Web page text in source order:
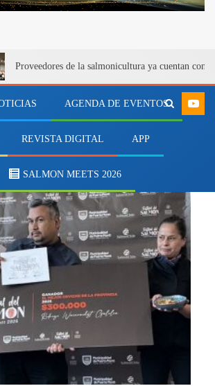
Proveedores de la salmonicultura ya cuentan con
AGENDA DE EVENTOS
REVISTA DIGITAL APP
SALMON MEETS 2026